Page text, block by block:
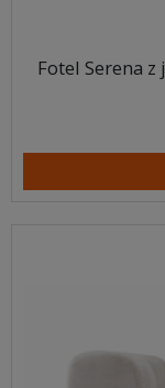
Fotel Serena